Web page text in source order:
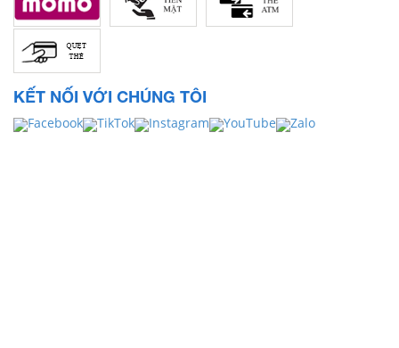
KẾT NỐI VỚI CHÚNG TÔI